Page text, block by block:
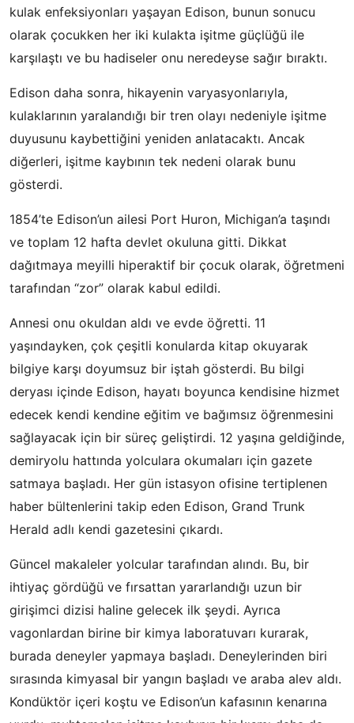
kulak enfeksiyonları yaşayan Edison, bunun sonucu
olarak çocukken her iki kulakta işitme güçlüğü ile
karşılaştı ve bu hadiseler onu neredeyse sağır bıraktı.
Edison daha sonra, hikayenin varyasyonlarıyla,
kulaklarının yaralandığı bir tren olayı nedeniyle işitme
duyusunu kaybettiğini yeniden anlatacaktı. Ancak
diğerleri, işitme kaybının tek nedeni olarak bunu
gösterdi.
1854’te Edison’un ailesi Port Huron, Michigan’a taşındı
ve toplam 12 hafta devlet okuluna gitti. Dikkat
dağıtmaya meyilli hiperaktif bir çocuk olarak, öğretmeni
tarafından “zor” olarak kabul edildi.
Annesi onu okuldan aldı ve evde öğretti. 11
yaşındayken, çok çeşitli konularda kitap okuyarak
bilgiye karşı doyumsuz bir iştah gösterdi. Bu bilgi
deryası içinde Edison, hayatı boyunca kendisine hizmet
edecek kendi kendine eğitim ve bağımsız öğrenmesini
sağlayacak için bir süreç geliştirdi. 12 yaşına geldiğinde,
demiryolu hattında yolculara okumaları için gazete
satmaya başladı. Her gün istasyon ofisine tertiplenen
haber bültenlerini takip eden Edison, Grand Trunk
Herald adlı kendi gazetesini çıkardı.
Güncel makaleler yolcular tarafından alındı. Bu, bir
ihtiyaç gördüğü ve fırsattan yararlandığı uzun bir
girişimci dizisi haline gelecek ilk şeydi. Ayrıca
vagonlardan birine bir kimya laboratuvarı kurarak,
burada deneyler yapmaya başladı. Deneylerinden biri
sırasında kimyasal bir yangın başladı ve araba alev aldı.
Kondüktör içeri koştu ve Edison’un kafasının kenarına